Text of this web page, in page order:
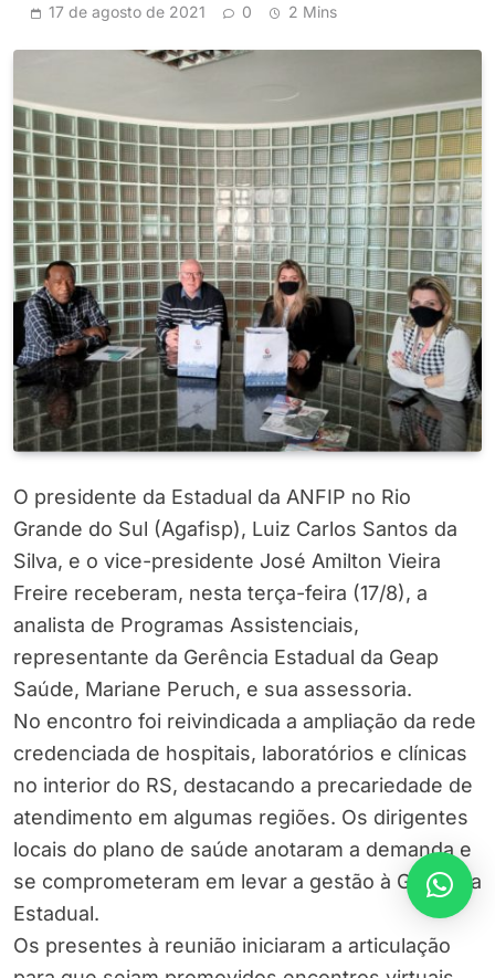
17 de agosto de 2021 0 2 Mins
O presidente da Estadual da ANFIP no Rio
Grande do Sul (Agafisp), Luiz Carlos Santos da
Silva, e o vice-presidente José Amilton Vieira
Freire receberam, nesta terça-feira (17/8), a
analista de Programas Assistenciais,
representante da Gerência Estadual da Geap
Saúde, Mariane Peruch, e sua assessoria.
No encontro foi reivindicada a ampliação da rede
credenciada de hospitais, laboratórios e clínicas
no interior do RS, destacando a precariedade de
atendimento em algumas regiões. Os dirigentes
locais do plano de saúde anotaram a demanda e
se comprometeram em levar a gestão à Gerência
Estadual.
Os presentes à reunião iniciaram a articulação